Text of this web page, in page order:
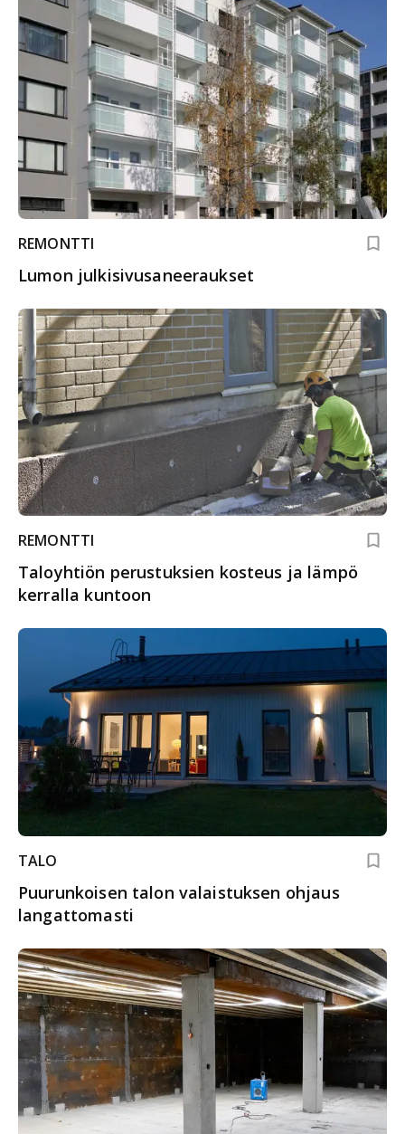
REMONTTI
Lumon julkisivusaneeraukset
REMONTTI
Taloyhtiön perustuksien kosteus ja lämpö
kerralla kuntoon
TALO
Puurunkoisen talon valaistuksen ohjaus
langattomasti